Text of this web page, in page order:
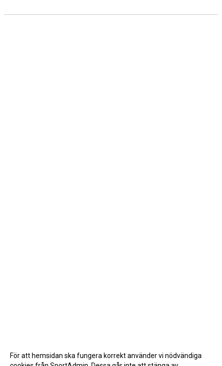
För att hemsidan ska fungera korrekt använder vi nödvändiga